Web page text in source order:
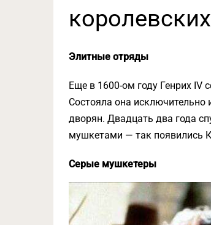
Элитные отряды
Еще в 1600-ом году Генрих
Состояла она исключительно
дворян. Двадцать два года
мушкетами — так появились
Серые мушкетеры